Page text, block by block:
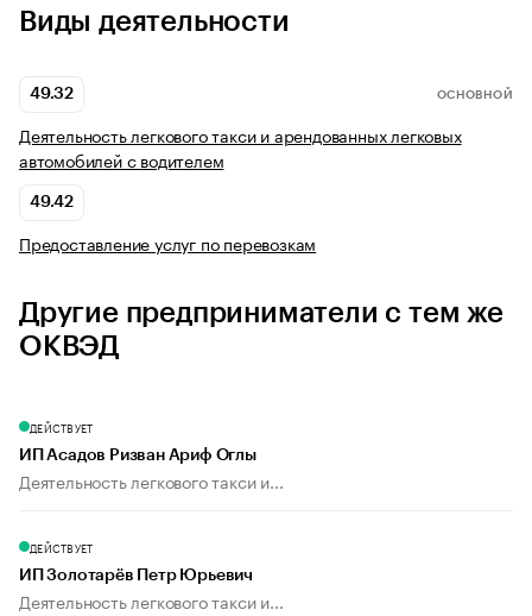
Виды деятельности
49.32 ОСНОВНОЙ
Деятельность легкового такси и арендованных легковых
автомобилей с водителем
49.42
Предоставление услуг по перевозкам
Другие предприниматели с тем же
ОКВЭД
ДЕЙСТВУЕТ
ИП Асадов Ризван Ариф Оглы
Деятельность легкового такси и...
ДЕЙСТВУЕТ
ИП Золотарёв Петр Юрьевич
Деятельность легкового такси и...